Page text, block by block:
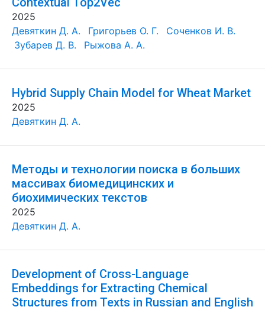
2025
Девяткин Д. А.
Григорьев О. Г.
Соченков И. В.
Зубарев Д. В.
Рыжова А. А.
Hybrid Supply Chain Model for Wheat Market
2025
Девяткин Д. А.
Методы и технологии поиска в больших
массивах биомедицинских и
биохимических текстов
2025
Девяткин Д. А.
Development of Cross-Language
Embeddings for Extracting Chemical
Structures from Texts in Russian and English